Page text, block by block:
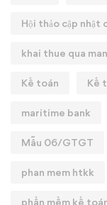
Hội thảo cập nhật
khai thue qua
Kế toán Kế
maritime bank
Mẫu 06/GTGT
phan mem htkk
phần mềm kế